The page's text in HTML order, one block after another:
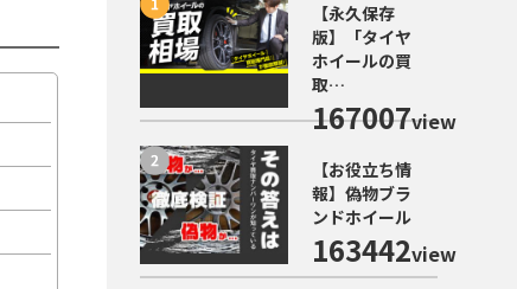
【永久保存
版】「タイヤ
ホイールの買
取…
167007view
【お役立ち情
報】偽物ブラ
ンドホイール
163442view